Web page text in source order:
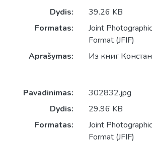
Dydis:
39.26 KB
Formatas:
Joint
Format (JFIF)
Aprašymas:
Из книг
Pavadinimas:
302832.jpg
Dydis:
29.96 KB
Formatas:
Joint
Format (JFIF)